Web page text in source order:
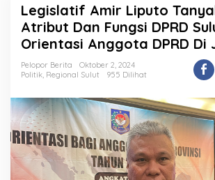
Liputo
Tanyakan
Soal
Atribut
Dan
Fungsi
Sulut
Di
Orientasi
Anggota
DPRD
Di
Jakarta
Legislatif Amir Liputo
Atribut Dan Fungsi DPRD
Orientasi Anggota DPRD Di
Pelopor Berita
Oktober 2, 2024
Politik Regional Sulut 955 Dilihat